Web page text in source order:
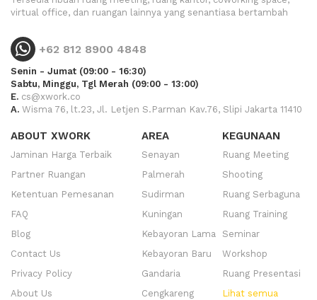
virtual office, dan ruangan lainnya yang senantiasa bertambah
+62 812 8900 4848
Senin - Jumat (09:00 - 16:30)
Sabtu, Minggu, Tgl Merah (09:00 - 13:00)
E. cs@xwork.co
A. Wisma 76, lt.23, Jl. Letjen S.Parman Kav.76, Slipi Jakarta 11410
ABOUT XWORK
Jaminan Harga Terbaik
Partner Ruangan
Ketentuan Pemesanan
FAQ
Blog
Contact Us
Privacy Policy
About Us
AREA
Senayan
Palmerah
Sudirman
Kuningan
Kebayoran Lama
Kebayoran Baru
Gandaria
Cengkareng
KEGUNAAN
Ruang Meeting
Shooting
Ruang Serbaguna
Ruang Training
Seminar
Workshop
Ruang Presentasi
Lihat semua